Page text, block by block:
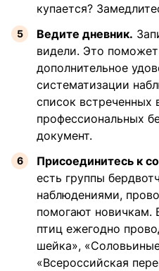
купается?
Ведите дневник.
видели. Это
дополнительное
систематизации
список
профессиональных
документ.
Присоединитесь к
есть группы
наблюдениями,
помогают
птиц ежегодно
шейка»,
«Всероссийская